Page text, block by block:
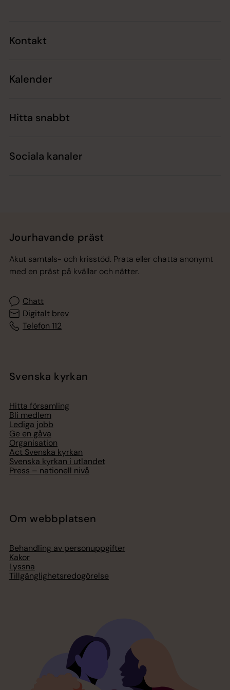
Kontakt
Kalender
Hitta snabbt
Sociala kanaler
Jourhavande präst
Akut samtals- och krisstöd. Prata eller chatta anonymt
med en präst på kvällar och nätter.
Chatt
Digitalt brev
Telefon 112
Svenska kyrkan
Hitta församling
Bli medlem
Lediga jobb
Ge en gåva
Organisation
Act Svenska kyrkan
Svenska kyrkan i utlandet
Press – nationell nivå
Om webbplatsen
Behandling av personuppgifter
Kakor
Lyssna
Tillgänglighetsredogörelse